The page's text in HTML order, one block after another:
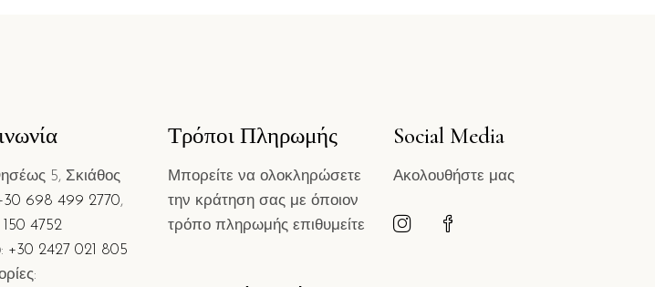
5, Σκιάθος
698 499 2770,
4752
+30 2427 021 805
Τρόποι Πληρωμής
Μπορείτε να ολοκληρώσετε
την κράτηση σας με όποιον
τρόπο πληρωμής επιθυμείτε
Social Media
Ακολουθήστε μας